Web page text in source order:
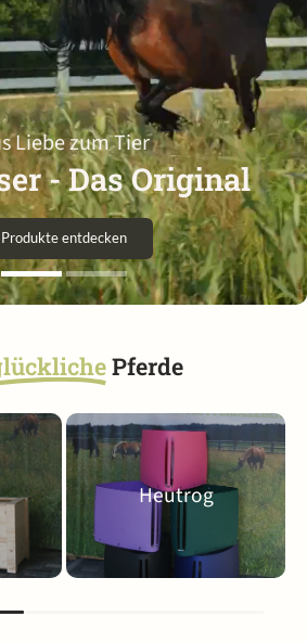
Liebe zum Tier
- Das Original
Produkte entdecken
uns
Pferde
Heutrog